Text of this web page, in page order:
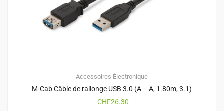
Accessoires Électronique
M-Cab Câble de rallonge USB 3.0 (A – A, 1.80m, 3.1)
CHF26.30